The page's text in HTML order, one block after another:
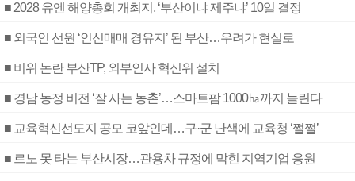
■ 2028 유엔 해양총회 개최지, ‘부산이냐 제주냐’ 10일 결정
■ 외국인 선원 ‘인신매매 경유지’ 된 부산…우려가 현실로
■ 비위 논란 부산TP, 외부인사 혁신위 설치
■ 경남 농정 비전 ‘잘 사는 농촌’…스마트팜 1000㏊까지 늘린다
■ 교육혁신선도지 공모 코앞인데…구·군 난색에 교육청 ‘쩔쩔’
■ 르노 못 타는 부산시장…관용차 규정에 막힌 지역기업 응원